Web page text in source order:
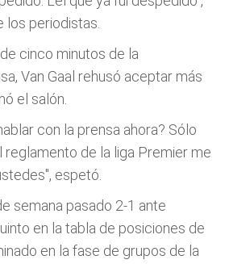
los periodistas.
cinco minutos de la
Van Gaal rehusó aceptar más
el salón.
con la prensa ahora? Sólo
de la liga Premier me
espetó.
semana pasado 2-1 ante
en la tabla de posiciones de
en la fase de grupos de la